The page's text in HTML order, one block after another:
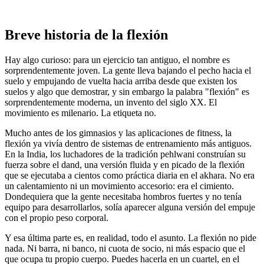
Breve historia de la flexión
Hay algo curioso: para un ejercicio tan antiguo, el nombre es
sorprendentemente joven. La gente lleva bajando el pecho hacia el
suelo y empujando de vuelta hacia arriba desde que existen los
suelos y algo que demostrar, y sin embargo la palabra "flexión" es
sorprendentemente moderna, un invento del siglo XX. El
movimiento es milenario. La etiqueta no.
Mucho antes de los gimnasios y las aplicaciones de fitness, la
flexión ya vivía dentro de sistemas de entrenamiento más antiguos.
En la India, los luchadores de la tradición pehlwani construían su
fuerza sobre el dand, una versión fluida y en picado de la flexión
que se ejecutaba a cientos como práctica diaria en el akhara. No era
un calentamiento ni un movimiento accesorio: era el cimiento.
Dondequiera que la gente necesitaba hombros fuertes y no tenía
equipo para desarrollarlos, solía aparecer alguna versión del empuje
con el propio peso corporal.
Y esa última parte es, en realidad, todo el asunto. La flexión no pide
nada. Ni barra, ni banco, ni cuota de socio, ni más espacio que el
que ocupa tu propio cuerpo. Puedes hacerla en un cuartel, en el